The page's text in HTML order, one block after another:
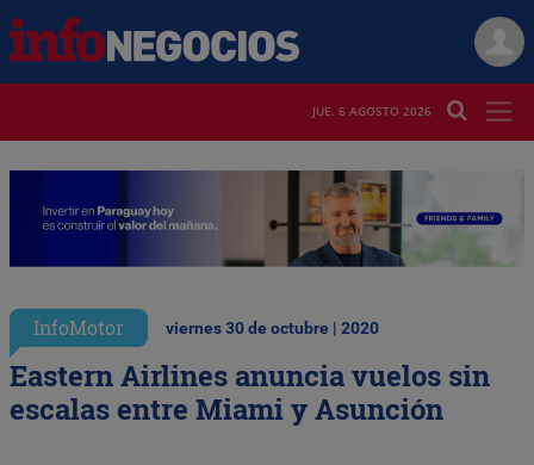
JUE. 6 AGOSTO 2026
InfoMotor viernes 30 de octubre | 2020
Eastern Airlines anuncia vuelos sin
escalas entre Miami y Asunción